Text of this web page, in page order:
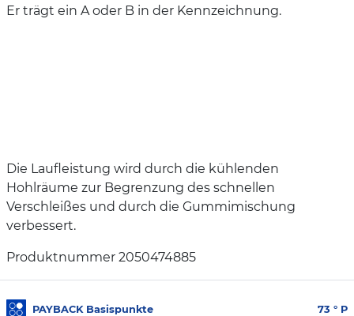
Er trägt ein A oder B in der Kennzeichnung.
Die Laufleistung wird durch die kühlenden
Hohlräume zur Begrenzung des schnellen
Verschleißes und durch die Gummimischung
verbessert.
Produktnummer 2050474885
PAYBACK Basispunkte 73 ° P